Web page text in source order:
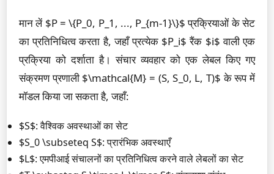
मान लें $P = \{P_0, P_1, ..., P_{m-1}\}$ प्रक्रियाओं के सेट
का प्रतिनिधित्व करता है, जहाँ प्रत्येक $P_i$ रैंक $i$ वाली एक
प्रक्रिया को दर्शाता है। संचार व्यवहार को एक लेबल किए गए
संक्रमण प्रणाली $\mathcal{M} = (S, S_0, L, T)$ के रूप में
मॉडल किया जा सकता है, जहाँ:
$S$: वैश्विक अवस्थाओं का सेट
$S_0 \subseteq S$: प्रारंभिक अवस्थाएँ
$L$: एमपीआई संचालनों का प्रतिनिधित्व करने वाले लेबलों का सेट